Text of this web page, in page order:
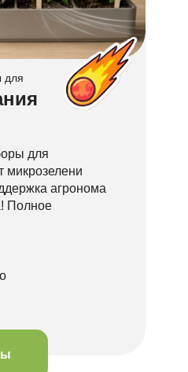
для
для
микрозелени
агронома
Полное